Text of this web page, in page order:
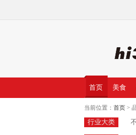
首页 美食
当前位置： 首页 >
行业大类